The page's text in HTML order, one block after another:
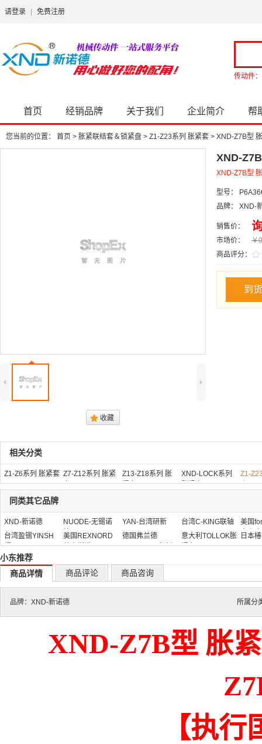
请登录 免费注册
传动件：
首页 经销品牌 关于我们 企业简介 帮
您当前的位置： 首页 > 胀紧联结套＆锁紧盘 > Z1-Z23系列 胀紧套 > XND-Z7B型
4 5
. 收藏
XND-
XND-Z7B型
型号：
品牌：
XND-
销售价：
市场价：
￥
商品评分： /
.
到
相关分类
Z1-Z6系列 胀紧套 Z7-Z12系列 胀紧
套
Z13-Z18系列 胀
紧套
XND-LOCK系列
胀紧套
Z1-
套
同类其它品牌
XND-新诺德
NUODE-无锡诺
德
YAN-台湾研新
台湾C-KING联轴
器
美国
向离
台湾盈锡YINSH
螺母
美国REXNORD
莱克斯诺
德国弗兰德
FLENDER减速机
意大利TOLLOK胀
紧套
日本
小东推荐
商品详情
商品评论 商品咨询
品牌： XND-新诺德 所属分
XND-Z7B型 胀
【执